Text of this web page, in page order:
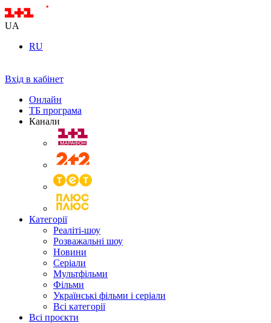
UA
RU
Вхід в кабінет
Онлайн
ТБ програма
Канали
Категорії
Реаліті-шоу
Розважальні шоу
Новини
Серіали
Мультфільми
Фільми
Українські фільми і серіали
Всі категорії
Всі проєкти